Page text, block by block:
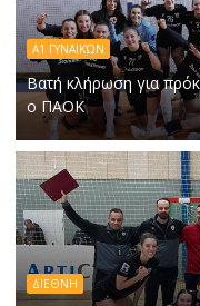
Α1 ΓΥΝΑΙΚΏΝ
Βατή κλήρωση για
ο ΠΑΟΚ
ΔΙΕΘΝΗ